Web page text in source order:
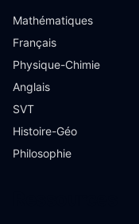
Mathématiques
Français
Physique-Chimie
Anglais
SVT
Histoire-Géo
Philosophie